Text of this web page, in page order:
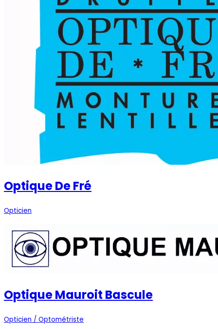
Optique De Fré
Opticien
Optique Mauroit Bascule
Opticien / Optométriste